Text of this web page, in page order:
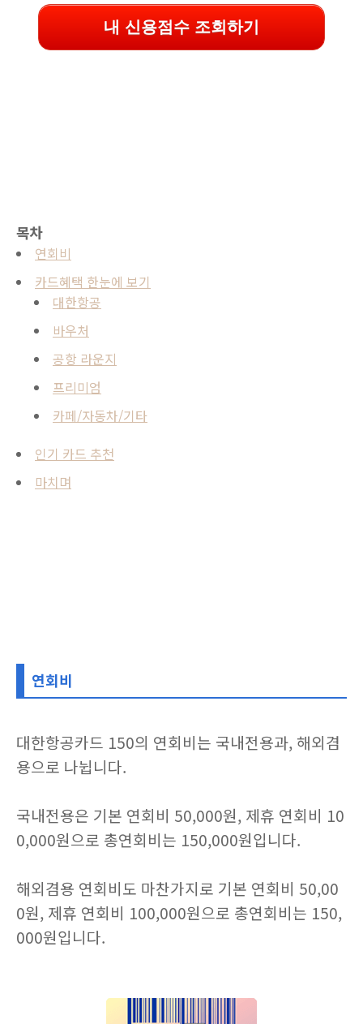
내 신용점수 조회하기
목차
연회비
카드혜택 한눈에 보기
대한항공
바우처
공항 라운지
프리미엄
카페/자동차/기타
인기 카드 추천
마치며
연회비
대한항공카드 150의 연회비는 국내전용과, 해외겸
용으로 나뉩니다.
국내전용은 기본 연회비 50,000원, 제휴 연회비 10
0,000원으로 총연회비는 150,000원입니다.
해외겸용 연회비도 마찬가지로 기본 연회비 50,00
0원, 제휴 연회비 100,000원으로 총연회비는 150,
000원입니다.